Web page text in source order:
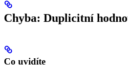
Chyba: Duplicitní
Co uvidíte